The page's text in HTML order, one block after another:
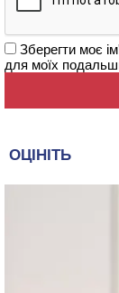
Зберегти моє
для моїх